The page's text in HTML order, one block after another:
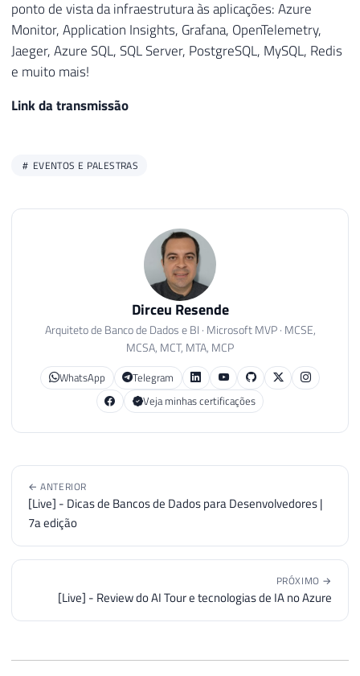
ponto de vista da infraestrutura às aplicações: Azure
Monitor, Application Insights, Grafana, OpenTelemetry,
Jaeger, Azure SQL, SQL Server, PostgreSQL, MySQL, Redis
e muito mais!
Link da transmissão
EVENTOS E PALESTRAS
Dirceu Resende
Arquiteto de Banco de Dados e BI · Microsoft MVP · MCSE,
MCSA, MCT, MTA, MCP
WhatsApp
Telegram
Veja minhas certificações
← ANTERIOR
[Live] - Dicas de Bancos de Dados para Desenvolvedores |
7a edição
PRÓXIMO →
[Live] - Review do AI Tour e tecnologias de IA no Azure